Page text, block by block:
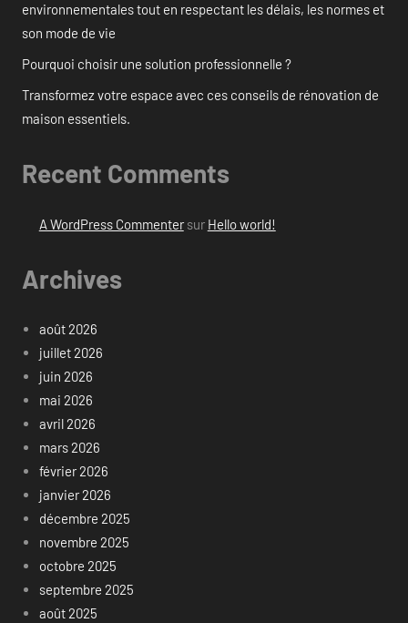
environnementales tout en respectant les délais, les normes et
son mode de vie
Pourquoi choisir une solution professionnelle ?
Transformez votre espace avec ces conseils de rénovation de
maison essentiels.
Recent Comments
A WordPress Commentersur Hello world!
Archives
août 2026
juillet 2026
juin 2026
mai 2026
avril 2026
mars 2026
février 2026
janvier 2026
décembre 2025
novembre 2025
octobre 2025
septembre 2025
août 2025